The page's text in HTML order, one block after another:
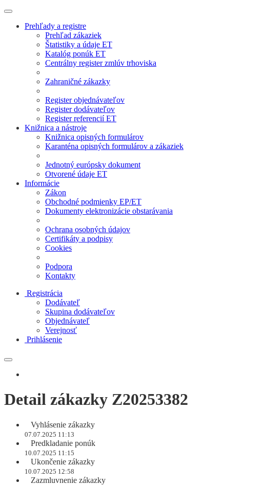
Prehľady a registre
Prehľad zákaziek
Štatistiky a údaje ET
Katalóg ponúk ET
Centrálny register zmlúv trhoviska
Zahraničné zákazky
Register objednávateľov
Register dodávateľov
Register referencií ET
Knižnica a nástroje
Knižnica opisných formulárov
Karanténa opisných formulárov a zákaziek
Jednotný európsky dokument
Otvorené údaje ET
Informácie
Zákon
Obchodné podmienky EP/ET
Dokumenty elektronizácie obstarávania
Ochrana osobných údajov
Certifikáty a podpisy
Cookies
Podpora
Kontakty
Registrácia
Dodávateľ
Skupina dodávateľov
Objednávateľ
Verejnosť
Prihlásenie
Detail zákazky Z20253382
Vyhlásenie zákazky
07.07.2025 11:13
Predkladanie ponúk
10.07.2025 11:15
Ukončenie zákazky
10.07.2025 12:58
Zazmluvnenie zákazky